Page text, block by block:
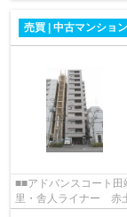
売買 | 中古マンション
■■アドバンスコート田端■■ JR山手線・京浜東北線 田端駅
里・舎人ライナー